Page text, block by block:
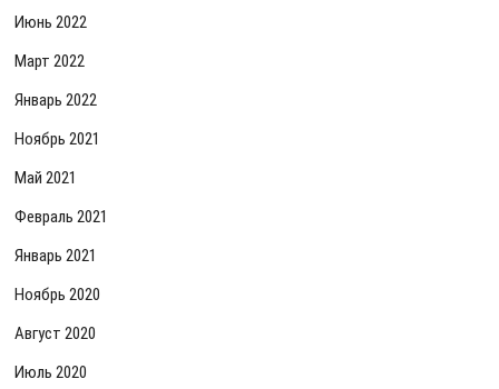
Июнь 2022
Март 2022
Январь 2022
Ноябрь 2021
Май 2021
Февраль 2021
Январь 2021
Ноябрь 2020
Август 2020
Июль 2020